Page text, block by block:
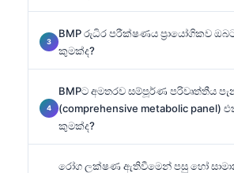
BMP රුධිර පරීක්ෂණය ප්‍රායෝගිකව
කුමක්ද?
BMPට අමතරව සම්පූර්ණ පරිවෘත්තීය
(comprehensive metabolic
කුමක්ද?
රෝග ලක්ෂණ ඇතිවීමෙන් පසු හෝ